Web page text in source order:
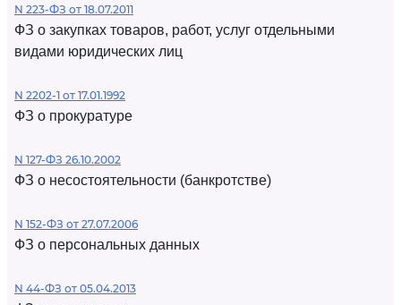
N 223-ФЗ от 18.07.2011
ФЗ о закупках товаров, работ, услуг отдельными
видами юридических лиц
N 2202-1 от 17.01.1992
ФЗ о прокуратуре
N 127-ФЗ 26.10.2002
ФЗ о несостоятельности (банкротстве)
N 152-ФЗ от 27.07.2006
ФЗ о персональных данных
N 44-ФЗ от 05.04.2013